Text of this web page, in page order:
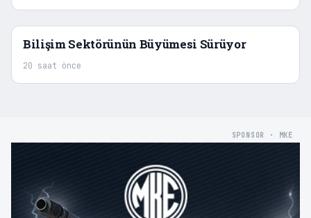
Bilişim Sektörünün Büyümesi Sürüyor
20 saat önce
SPONSOR · MKE